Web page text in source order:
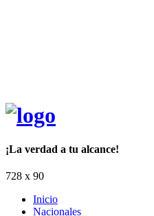
¡La verdad a tu alcance!
728 x 90
Inicio
Nacionales